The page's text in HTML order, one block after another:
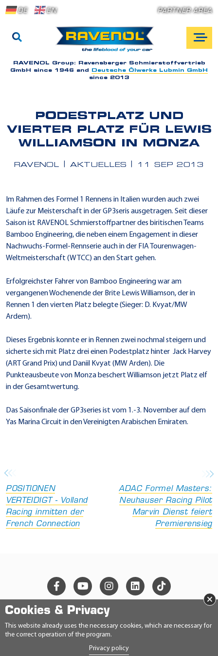
DE EN PARTNER AREA
RAVENOL Group: Ravensberger Schmierstoffvertrieb
GmbH since 1946 and
Deutsche Ölwerke Lubmin GmbH
since 2013
PODESTPLATZ UND
VIERTER PLATZ FÜR LEWIS
WILLIAMSON IN MONZA
RAVENOL AKTUELLES 11 SEP 2013
Im Rahmen des Formel 1 Rennens in Italien wurden auch zwei
Läufe zur Meisterschaft in der GP3seris ausgetragen. Seit dieser
Saison ist RAVENOL Schmierstoffpartner des biritischen Teams
Bamboo Engineering, die neben einem Engagement in dieser
Nachwuchs-Formel-Rennserie auch in der FIA Tourenwagen-
Weltmeisterschaft (WTCC) an den Start gehen.
Erfolgreichster Fahrer von Bamboo Engineering war am
vergangenen Wochenende der Brite Lewis Williamson, der in
Rennen 1 den vierten Platz belegte (Sieger: D. Kvyat/MW
Ardem).
Dieses Ergebnis konnte er in Rennen zwei nochmal steigern und
sicherte sich mit Platz drei einen Podestplatz hinter Jack Harvey
(ART Grand Prix) und Daniil Kvyat (MW Arden). Die
Punkteausbeute von Monza beschert Williamson jetzt Platz elf
in der Gesamtwertung.
Das Saisonfinale der GP3series ist vom 1.-3. November auf dem
Yas Marina Circuit in den Vereinigten Arabischen Emiraten.
POSITIONEN
VERTEIDIGT - Volland
Racing inmitten der
French Connection
ADAC Formel Masters:
Neuhauser Racing Pilot
Marvin Dienst feiert
Premierensieg
Cookies & Privacy
This website already uses the necessary cookies, which are necessary for
the correct operation of the program.
Privacy policy
×
© 2026 Ravensberger Schmierstoffvertrieb GmbH
CONTACT
PRIVACY STATEMENT